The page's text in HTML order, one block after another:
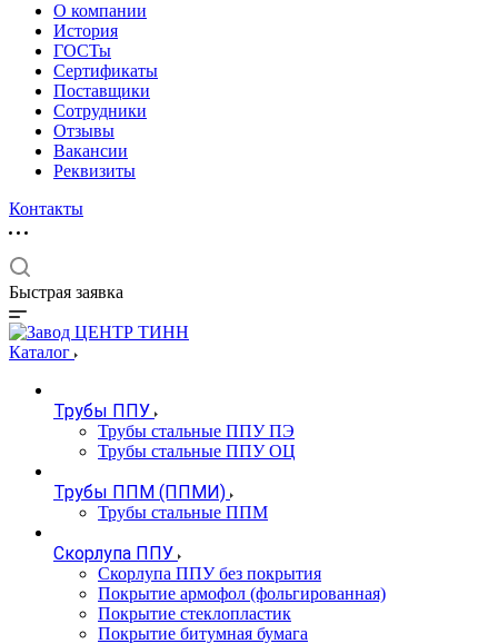
О компании
История
ГОСТы
Сертификаты
Поставщики
Сотрудники
Отзывы
Вакансии
Реквизиты
Контакты
Быстрая заявка
Каталог
Трубы ППУ
Трубы стальные ППУ ПЭ
Трубы стальные ППУ ОЦ
Трубы ППМ (ППМИ)
Трубы стальные ППМ
Скорлупа ППУ
Скорлупа ППУ без покрытия
Покрытие армофол (фольгированная)
Покрытие стеклопластик
Покрытие битумная бумага